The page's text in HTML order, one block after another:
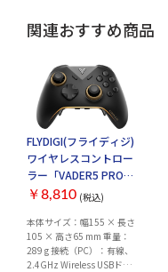
関連おすすめ商品
FLYDIGI(フライディジ)
ワイヤレスコントロー
ラー「VADER5 PRO」
Nintendo Switch
Android 対応 【日本正
規代理店品】
￥8,810 (税込)
本体サイズ：幅155 × 長さ
105 × 高さ65 mm 重量：
289 g 接続（PC）：有線、
2.4GHz Wireless USBドン